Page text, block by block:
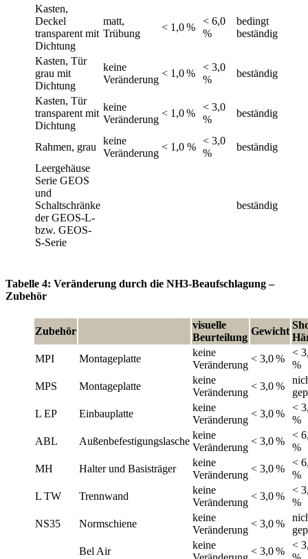
Kasten,
Deckel
transparent mit
Dichtung
matt,
Trübung
< 1,0 %
< 6,0
%
bedingt
beständig
Kasten, Tür
grau mit
Dichtung
keine
Veränderung
< 1,0 %
< 3,0
%
beständig
Kasten, Tür
transparent mit
Dichtung
keine
Veränderung
< 1,0 %
< 3,0
%
beständig
Rahmen, grau
keine
Veränderung
< 1,0 %
< 3,0
%
beständig
Leergehäuse
Serie GEOS
und
Schaltschränke
der GEOS-L-
bzw. GEOS-
S-Serie
beständig
Tabelle 4: Veränderung durch die NH3-Beaufschlagung –
Zubehör
Zubehör
visuelle
Beurteilung
Gewicht
MPI
Montageplatte
keine
Veränderung
< 3,0 %
<
%
MPS
Montageplatte
keine
Veränderung
< 3,0 %
L EP
Einbauplatte
keine
Veränderung
< 3,0 %
<
%
ABL
Außenbefestigungslasche
keine
Veränderung
< 3,0 %
<
%
MH
Halter und Basisträger
keine
Veränderung
< 3,0 %
<
%
L TW
Trennwand
keine
Veränderung
< 3,0 %
<
%
NS35
Normschiene
keine
Veränderung
< 3,0 %
Bel Air
keine
< 3,0 %
<